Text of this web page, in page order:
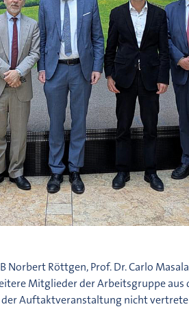
Röttgen, Prof. Dr. Carlo
Mitglieder der Arbeitsgruppe
der Auftaktveranstaltung nicht